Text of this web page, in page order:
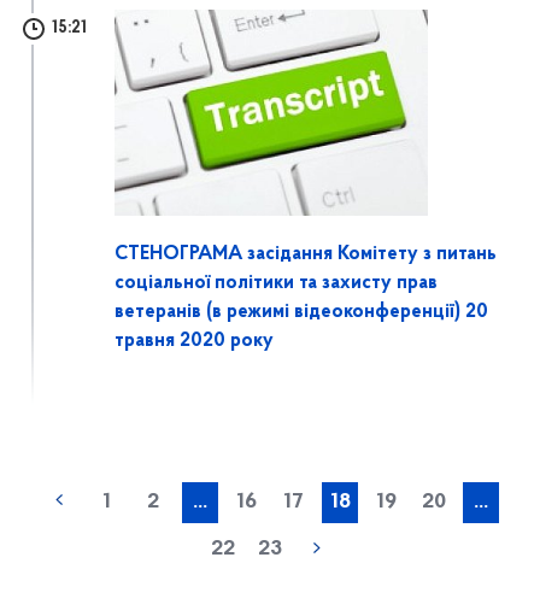
15:21
СТЕНОГРАМА засідання Комітету з питань
соціальної політики та захисту прав
ветеранів (в режимі відеоконференції) 20
травня 2020 року
1 2 ... 16 17 18 19 20 ...
22 23